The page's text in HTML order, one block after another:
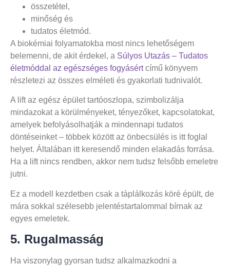
összetétel,
minőség és
tudatos életmód.
A biokémiai folyamatokba most nincs lehetőségem
belemenni, de akit érdekel, a Súlyos Utazás – Tudatos
életmóddal az egészséges fogyásértcímű könyvem
részletezi az összes elméleti és gyakorlati tudnivalót.
A lift az egész épület tartóoszlopa, szimbolizálja
mindazokat a körülményeket, tényezőket, kapcsolatokat,
amelyek befolyásolhatják a mindennapi tudatos
döntéseinket – többek között az önbecsülés is itt foglal
helyet. Általában itt keresendő minden elakadás forrása.
Ha a lift nincs rendben, akkor nem tudsz felsőbb emeletre
jutni.
Ez a modell kezdetben csak a táplálkozás köré épült, de
mára sokkal szélesebb jelentéstartalommal bírnak az
egyes emeletek.
5. Rugalmasság
Ha viszonylag gyorsan tudsz alkalmazkodni a